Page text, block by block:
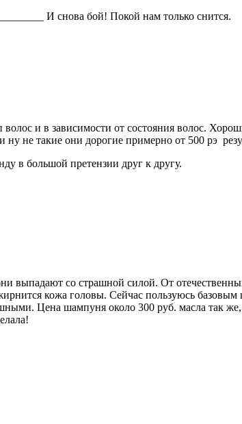
И снова бой! Покой нам только снится.
волос и в зависимости от состояния волос.
не такие они дорогие примерно от 500 рэ
в большой претензии друг к другу.
со страшной силой. От
кожа головы. Сейчас пользуюсь
Цена шампуня около 300 руб. масла так же,